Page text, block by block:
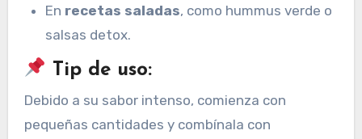
En recetas saladas, como hummus verde o
salsas detox.
Tip de uso:
Debido a su sabor intenso, comienza con
pequeñas cantidades y combínala con